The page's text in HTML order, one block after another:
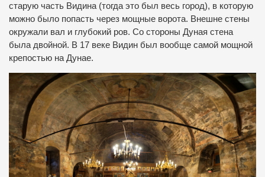
старую часть Видина (тогда это был весь город), в которую
можно было попасть через мощные ворота. Внешне стены
окружали вал и глубокий ров. Со стороны Дуная стена
была двойной. В 17 веке Видин был вообще самой мощной
крепостью на Дунае.